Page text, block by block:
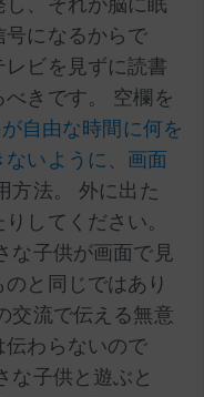
になるからで
ビを見ずに読書
きです。 空欄を
自由な時間に何を
いように、画面
方法。 外に出た
してください。
な子供が画面で見
と同じではあり
交流で伝える無意
わらないので
な子供と遊ぶと